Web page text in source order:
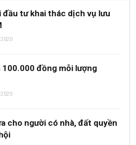
đầu tư khai thác dịch vụ lưu
100.000 đồng mỗi lượng
cho người có nhà, đất quyền